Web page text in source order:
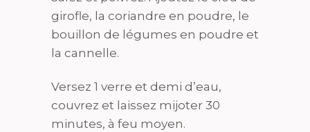
girofle, la coriandre en poudre, le
bouillon de légumes en poudre et
la cannelle.
Versez 1 verre et demi d’eau,
couvrez et laissez mijoter 30
minutes, à feu moyen.